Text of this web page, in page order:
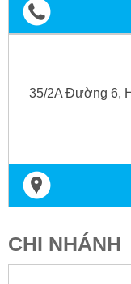
35/2A Đường 6,
CHI NHÁNH